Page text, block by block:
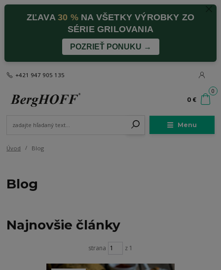
ZĽAVA30 %NA VŠETKY VÝROBKY ZO
SÉRIE GRILOVANIA
POZRIEŤ PONUKU →
Menu
+421 947 905 135
0
0 €
Úvod Blog
Blog
Najnovšie články
strana z 1